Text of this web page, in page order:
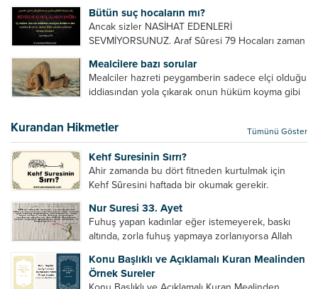
Sevdiğin kişi başkasıyla evlendiyse onların
yuvasını bozmalısın. 4- Hiçbir dizide...
Bütün suç hocaların mı?
Ancak sizler NASİHAT EDENLERİ
SEVMİYORSUNUZ. Araf Sûresi 79 Hocaları zaman
geliştirmeleri hususunda bazen açık bazen gizli
tenkitlerde bulunmuşuzdur. Örneğin hocalarda
olması gereken hususları sıralar ve...
Mealcilere bazı sorular
Mealciler hazreti peygamberin sadece elçi olduğu
iddiasından yola çıkarak onun hüküm koyma gibi
elçilik yaptığı makam adına teşri yapamaz. Sadece
elçi kelimesinin manasından...
Kurandan Hikmetler Tümünü Göster
Kehf Suresinin Sırrı?
Ahir zamanda bu dört fitneden kurtulmak için
Kehf Sûresini haftada bir okumak gerekir.
din algısı, yanlış din öğreten hoca algısını yenmek
vb. Dini doğru...
Nur Suresi 33. Ayet
Fuhuş yapan kadınlar eğer istemeyerek, baskı
altında, zorla fuhuş yapmaya zorlanıyorsa Allah
cariyelerinizi dünya hayatının menfaatini elde
etmek için fuhuş yapmaya zorlamayın. Her...
Konu Başlıklı ve Açıklamalı Kuran Mealinden
Örnek Sureler